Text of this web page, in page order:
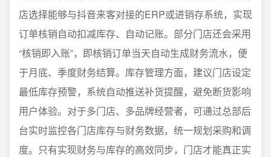
店选择能够与抖音来客对接的ERP或进销存系统，实现
订单核销自动扣减库存、自动记账。部分门店还会采用
“核销即入账”，即核销订单当天自动生成财务流水，便
于月底、季度财务结算。库存管理方面，建议门店设定
最低库存预警，系统自动推送补货提醒，避免断货影响
用户体验。对于多门店、多品牌经营者，可通过总部后
台实时监控各门店库存与财务数据，统一规划采购和调
度。只有实现财务与库存的高效同步，门店才能真正实